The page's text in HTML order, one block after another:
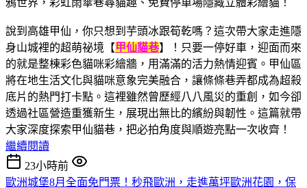
說到高雄甲仙，你只想到芋頭冰跟筍乾嗎？這次帶大家走進隱
身山城裡的超萌祕境【甲仙貓巷】！只要一停好車，迎面而來
的就是整棟彩色貓咪彩繪牆，用滿滿的活力熱情迎賓。甲仙區
將在地生活文化與貓咪意象完美融合，讓條條巷弄都成為超殺
底片的熱門打卡點。這裡雖然曾歷經八八風災的重創，如今卻
透過社區營造重獲新生，展現出無比的繽紛與韌性。這篇就帶
大家深度探索甲仙貓巷，把必拍角度與順遊亮點一次收齊！
繼續閱讀
23小時前
歐洲城堡8月全面免門票！秒飛歐洲，走進萬坪歐洲花園，保